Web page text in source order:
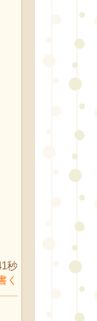
秒
く